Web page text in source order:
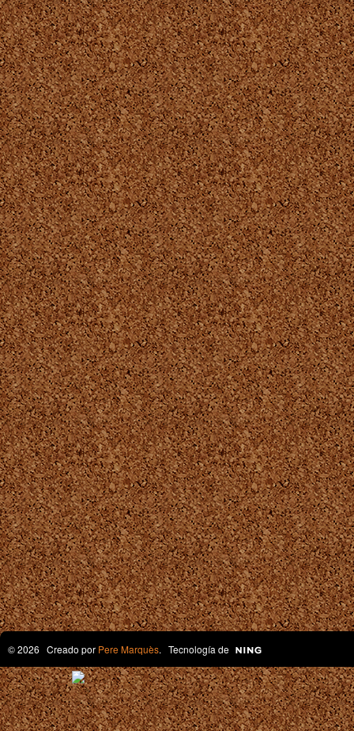
© 2026 Creado por Pere Marquès. Tecnología de